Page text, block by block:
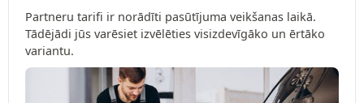
Partneru tarifi ir norādīti pasūtījuma veikšanas laikā.
Tādējādi jūs varēsiet izvēlēties visizdevīgāko un ērtāko
variantu.